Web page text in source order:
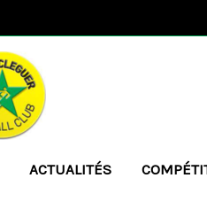
ACTUALITÉS